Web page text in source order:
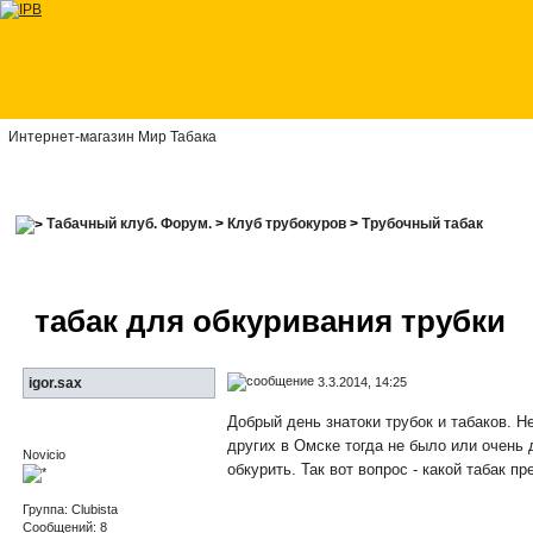
Интернет-магазин Мир Табака
Табачный клуб. Форум. > Клуб трубокуров >Трубочный табак
табак для обкуривания трубки
igor.sax 3.3.2014, 14:25
Novicio
Группа: Clubista
Сообщений: 8
Добрый день знатоки трубок и табаков.
других в Омске тогда не было или очень
обкурить. Так вот вопрос - какой табак